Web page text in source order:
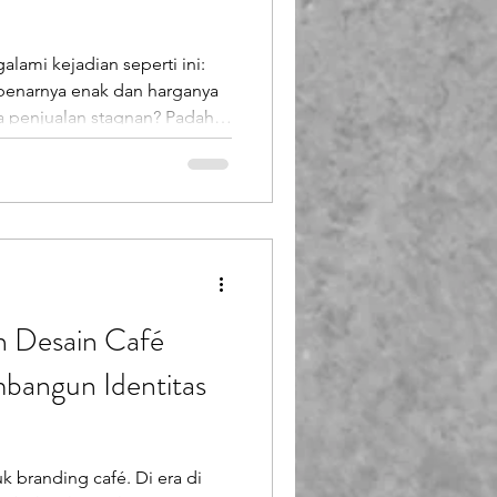
kejadian seperti ini:
enak dan harganya
stagnan? Padahal
biasa saja malah laris manis
Ternyata, salah satu
adalah display
Desain Café
Identitas
branding café. Di era di